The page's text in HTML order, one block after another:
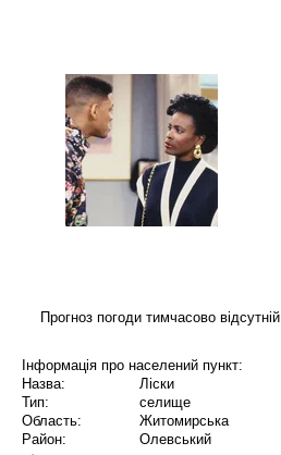
Прогноз погоди тимчасово відсутній.
Інформація про населений пункт:
Назва:
Ліски
Тип:
селище
Область:
Житомирська
Район:
Олевський